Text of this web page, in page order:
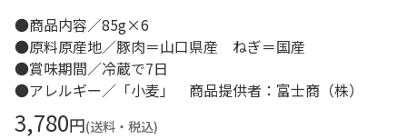
●商品内容／85g×6
●原料原産地／豚肉＝山口県産 ねぎ＝国産
●賞味期間／冷蔵で7日
●アレルギー／「小麦」 商品提供者：富士商（株）
3,780円(送料・税込)